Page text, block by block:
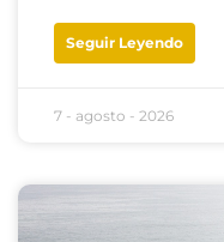
Seguir Leyendo
7 - agosto - 2026